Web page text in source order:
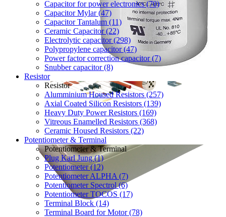
Capacitor for power electronics (70)
Capacitor Mylar (47)
Capacitor Tantalum (11)
Ceramic Capacitor (22)
Electrolytic capacitor (298)
Polypropylene capacitor (47)
Power factor correction capacitor (7)
Snubber capacitor (8)
Resistor
Resistor
Alumminium Housed Resistors (257)
Axial Coated Silicon Resistors (139)
Heavy Duty Power Resistors (169)
Vitreous Enamelled Resistors (368)
Ceramic Housed Resistors (22)
Potentiometer & Terminal
Potentiometer & Terminal
Plug Karl Jung (1)
Potentiometer (12)
Potentiometer ALPHA (7)
Potentiometer Spectrol (6)
Potentiometer TOCOS (17)
Terminal Block (14)
Terminal Board for Motor (78)